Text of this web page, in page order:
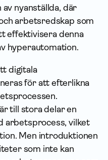
nyanställda, där
arbetsredskap som
effektivisera denna
hyperautomation.
digitala
för att efterlikna
till stora delar en
arbetsprocess, vilket
Men introduktionen
som inte kan